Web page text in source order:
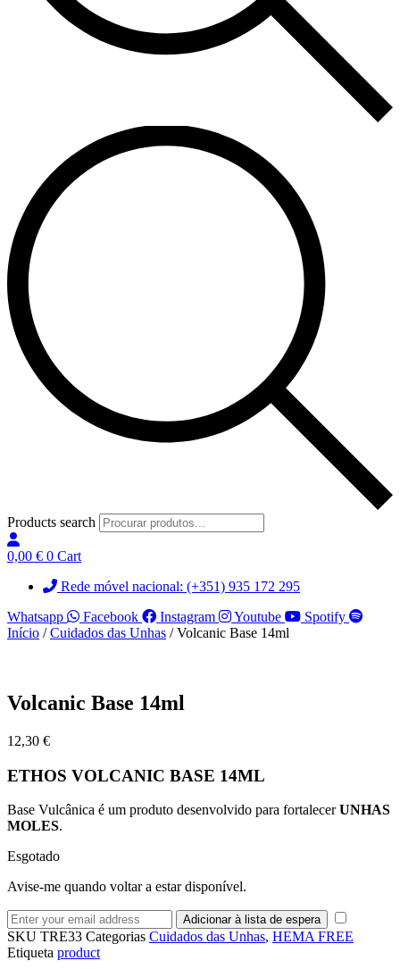
Products search
0,00 € 0 Cart
Rede móvel nacional: (+351) 935 172 295
Whatsapp
Facebook Instagram Youtube
Spotify
Início /Cuidados das Unhas / Volcanic Base 14ml
Volcanic Base 14ml
12,30 €
ETHOS VOLCANIC BASE 14ML
Base Vulcânica é um produto desenvolvido para fortalecerUNHAS
MOLES.
Esgotado
Avise-me quando voltar a estar disponível.
SKU TRE33 Categorias Cuidados das Unhas, HEMA FREE
Etiqueta product